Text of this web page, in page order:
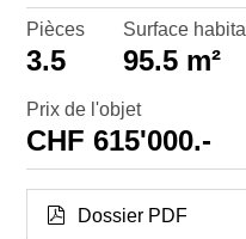
Pièces
3.5
Surface
95.5 m²
Prix de l'objet
CHF 615'000.-
Dossier PDF